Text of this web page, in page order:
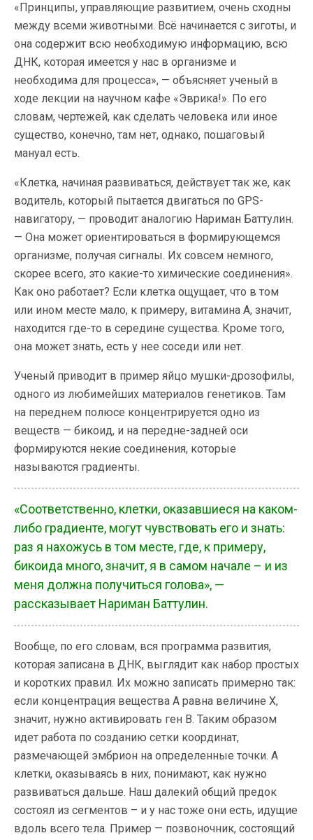
«Принципы, управляющие развитием, очень сходны
между всеми животными. Всё начинается с зиготы, и
она содержит всю необходимую информацию, всю
ДНК, которая имеется у нас в организме и
необходима для процесса», — объясняет ученый в
ходе лекции на научном кафе «Эврика!». По его
словам, чертежей, как сделать человека или иное
существо, конечно, там нет, однако, пошаговый
мануал есть.
«Клетка, начиная развиваться, действует так же, как
водитель, который пытается двигаться по GPS-
навигатору, — проводит аналогию Нариман Баттулин.
— Она может ориентироваться в формирующемся
организме, получая сигналы. Их совсем немного,
скорее всего, это какие-то химические соединения».
Как оно работает? Если клетка ощущает, что в том
или ином месте мало, к примеру, витамина А, значит,
находится где-то в середине существа. Кроме того,
она может знать, есть у нее соседи или нет.
Ученый приводит в пример яйцо мушки-дрозофилы,
одного из любимейших материалов генетиков. Там
на переднем полюсе концентрируется одно из
веществ — бикоид, и на передне-задней оси
формируются некие соединения, которые
называются градиенты.
«Соответственно, клетки, оказавшиеся на каком-
либо градиенте, могут чувствовать его и знать:
раз я нахожусь в том месте, где, к примеру,
бикоида много, значит, я в самом начале – и из
меня должна получиться голова», —
рассказывает Нариман Баттулин.
Вообще, по его словам, вся программа развития,
которая записана в ДНК, выглядит как набор простых
и коротких правил. Их можно записать примерно так:
если концентрация вещества А равна величине Х,
значит, нужно активировать ген В. Таким образом
идет работа по созданию сетки координат,
размечающей эмбрион на определенные точки. А
клетки, оказываясь в них, понимают, как нужно
развиваться дальше. Наш далекий общий предок
состоял из сегментов – и у нас тоже они есть, идущие
вдоль всего тела. Пример — позвоночник, состоящий